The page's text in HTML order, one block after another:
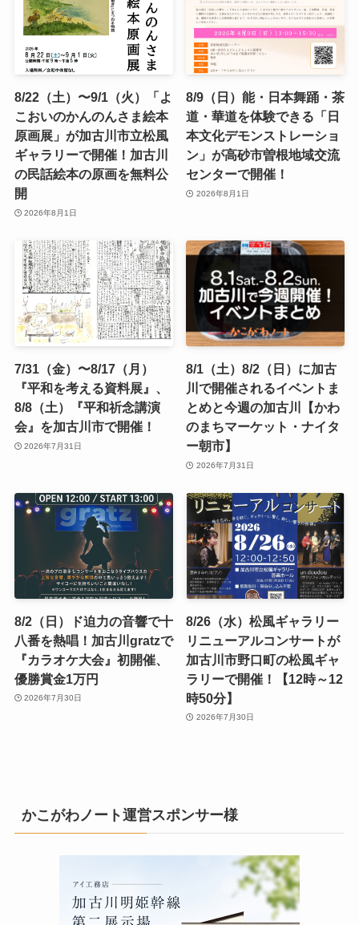
8/22（土）〜9/1（火）「よ
こおいのかんのんさま絵本
原画展」が加古川市立松風
ギャラリーで開催！加古川
の民話絵本の原画を無料公
開
2026年8月1日
8/9（日）能・日本舞踊・茶
道・華道を体験できる「日
本文化デモンストレーショ
ン」が高砂市曽根地域交流
センターで開催！
2026年8月1日
7/31（金）〜8/17（月）
『平和を考える資料展』、
8/8（土）『平和祈念講演
会』を加古川市で開催！
2026年7月31日
8/1（土）8/2（日）に加古
川で開催されるイベントま
とめと今週の加古川【かわ
のまちマーケット・ナイタ
ー朝市】
2026年7月31日
8/2（日）ド迫力の音響で十
八番を熱唱！加古川gratzで
『カラオケ大会』初開催、
優勝賞金1万円
2026年7月30日
8/26（水）松風ギャラリー
リニューアルコンサートが
加古川市野口町の松風ギャ
ラリーで開催！【12時～12
時50分】
2026年7月30日
かこがわノート運営スポンサー様